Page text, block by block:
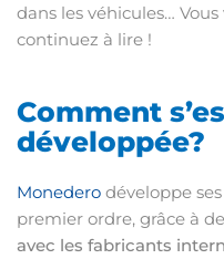
dans les véhicules…
continuez à lire !
Comment
développée?
Monedero développe
premier ordre, grâce à
avec les fabricants